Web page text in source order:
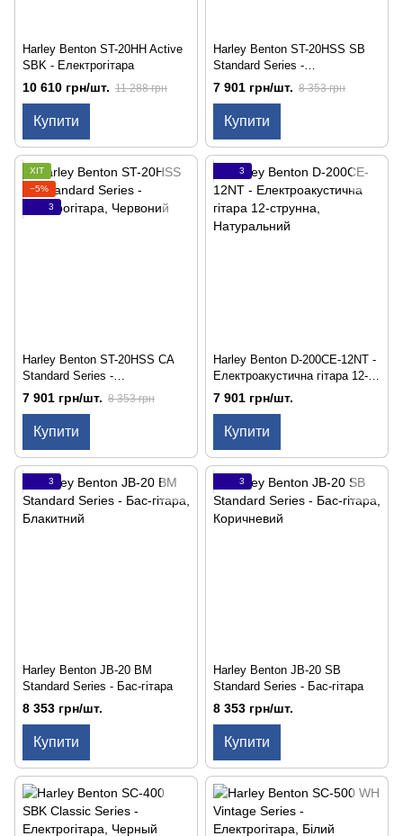
Harley Benton ST-20HH Active
SBK - Електрогітара
10 610 грн/шт. 11 288 грн
Купити
Harley Benton ST-20HSS SB
Standard Series -
Електрогітара
7 901 грн/шт. 8 353 грн
Купити
ХІТ
−5%
3
Harley Benton ST-20HSS CA
Standard Series -
Електрогітара
7 901 грн/шт. 8 353 грн
Купити
3
Harley Benton D-200CE-12NT -
Електроакустична гітара 12-
струнна
7 901 грн/шт.
Купити
3
Harley Benton JB-20 BM
Standard Series - Бас-гітара
8 353 грн/шт.
Купити
3
Harley Benton JB-20 SB
Standard Series - Бас-гітара
8 353 грн/шт.
Купити